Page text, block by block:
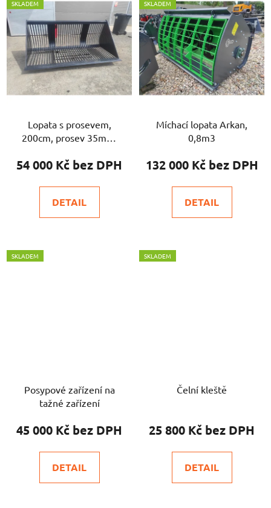
SKLADEM
Lopata s prosevem,
200cm, prosev 35mm,
54 000 Kč
DETAIL
SKLADEM
Míchací lopata Arkan,
0,8m3
132 000 Kč
DETAIL
SKLADEM
Posypové zařízení na
tažné zařízení
45 000 Kč
DETAIL
SKLADEM
Čelní kleště
25 800 Kč
DETAIL